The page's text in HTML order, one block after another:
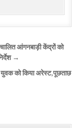
आंगनबाड़ी केंद्रों को
→
युवक को किया अरेस्ट,पूछताछ